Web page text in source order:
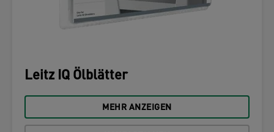
Leitz IQ Ölblätter
MEHR ANZEIGEN